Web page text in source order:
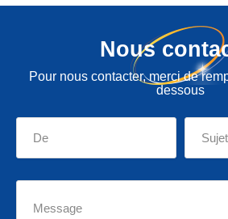
Nous
Pour nous contacter, merci de
dessous